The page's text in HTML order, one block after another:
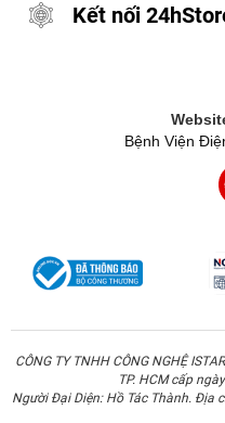
Kết nối
Bệnh Viện
CÔNG TY TNHH CÔNG NGHỆ
TP. HCM cấp
Người Đại Diện: Hồ Tác Thành. Địa